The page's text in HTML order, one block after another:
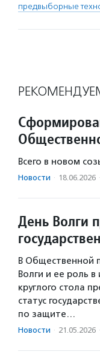
предвыборные
Всего в новом
Новости · 18.06.2026 ·
День Волги
В Общественной
Волги и ее роль в
круглого стола
статус
по защите…
Новости · 21.05.2026 ·